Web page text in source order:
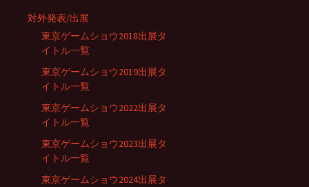
対外発表/出展
東京ゲームショウ2018出展タ
イトル一覧
東京ゲームショウ2019出展タ
イトル一覧
東京ゲームショウ2022出展タ
イトル一覧
東京ゲームショウ2023出展タ
イトル一覧
東京ゲームショウ2024出展タ